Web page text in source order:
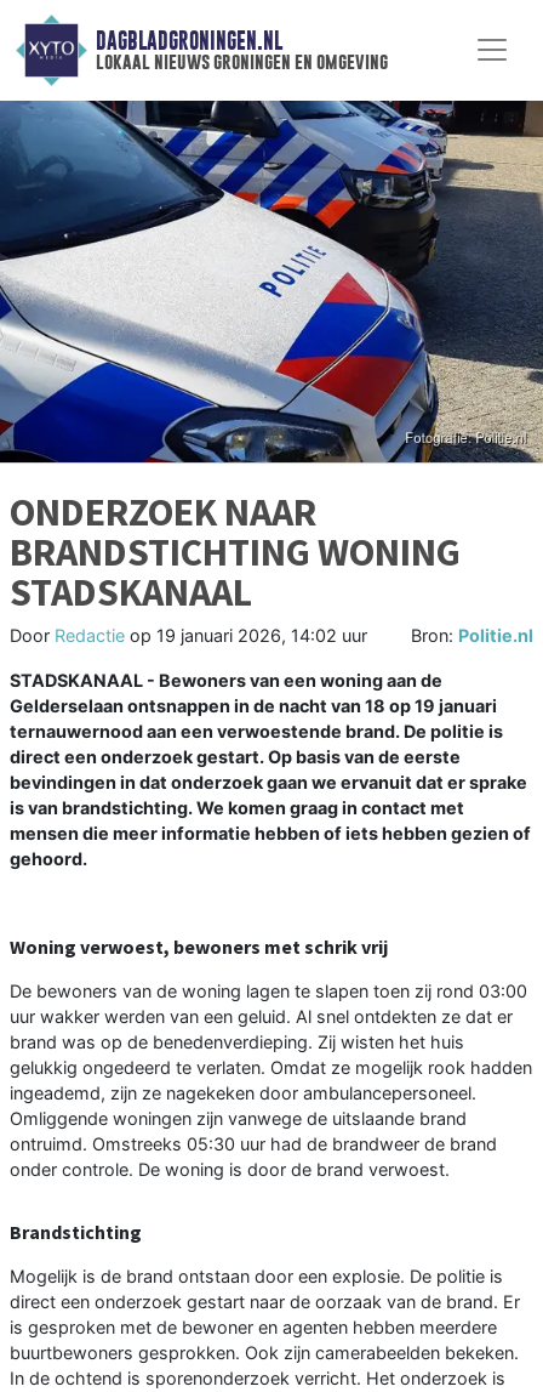
DAGBLADGRONINGEN.NL
lokaal nieuws groningen en omgeving
ONDERZOEK NAAR
BRANDSTICHTING WONING
STADSKANAAL
Door Redactie op 19 januari 2026, 14:02 uur Bron: Politie.nl
STADSKANAAL - Bewoners van een woning aan de
Gelderselaan ontsnappen in de nacht van 18 op 19 januari
ternauwernood aan een verwoestende brand. De politie is
direct een onderzoek gestart. Op basis van de eerste
bevindingen in dat onderzoek gaan we ervanuit dat er sprake
is van brandstichting. We komen graag in contact met
mensen die meer informatie hebben of iets hebben gezien of
gehoord.
Woning verwoest, bewoners met schrik vrij
De bewoners van de woning lagen te slapen toen zij rond 03:00
uur wakker werden van een geluid. Al snel ontdekten ze dat er
brand was op de benedenverdieping. Zij wisten het huis
gelukkig ongedeerd te verlaten. Omdat ze mogelijk rook hadden
ingeademd, zijn ze nagekeken door ambulancepersoneel.
Omliggende woningen zijn vanwege de uitslaande brand
ontruimd. Omstreeks 05:30 uur had de brandweer de brand
onder controle. De woning is door de brand verwoest.
Brandstichting
Mogelijk is de brand ontstaan door een explosie. De politie is
direct een onderzoek gestart naar de oorzaak van de brand. Er
is gesproken met de bewoner en agenten hebben meerdere
buurtbewoners gesprokken. Ook zijn camerabeelden bekeken.
In de ochtend is sporenonderzoek verricht. Het onderzoek is